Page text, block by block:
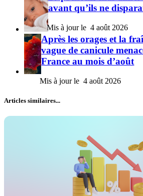
avant qu’ils ne
4 août 2026
Après les orages et la
vague de canicule
France au mois d’août
4 août 2026
Articles similaires...